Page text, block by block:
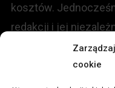
cookie
kosztów.
redakcji i jej